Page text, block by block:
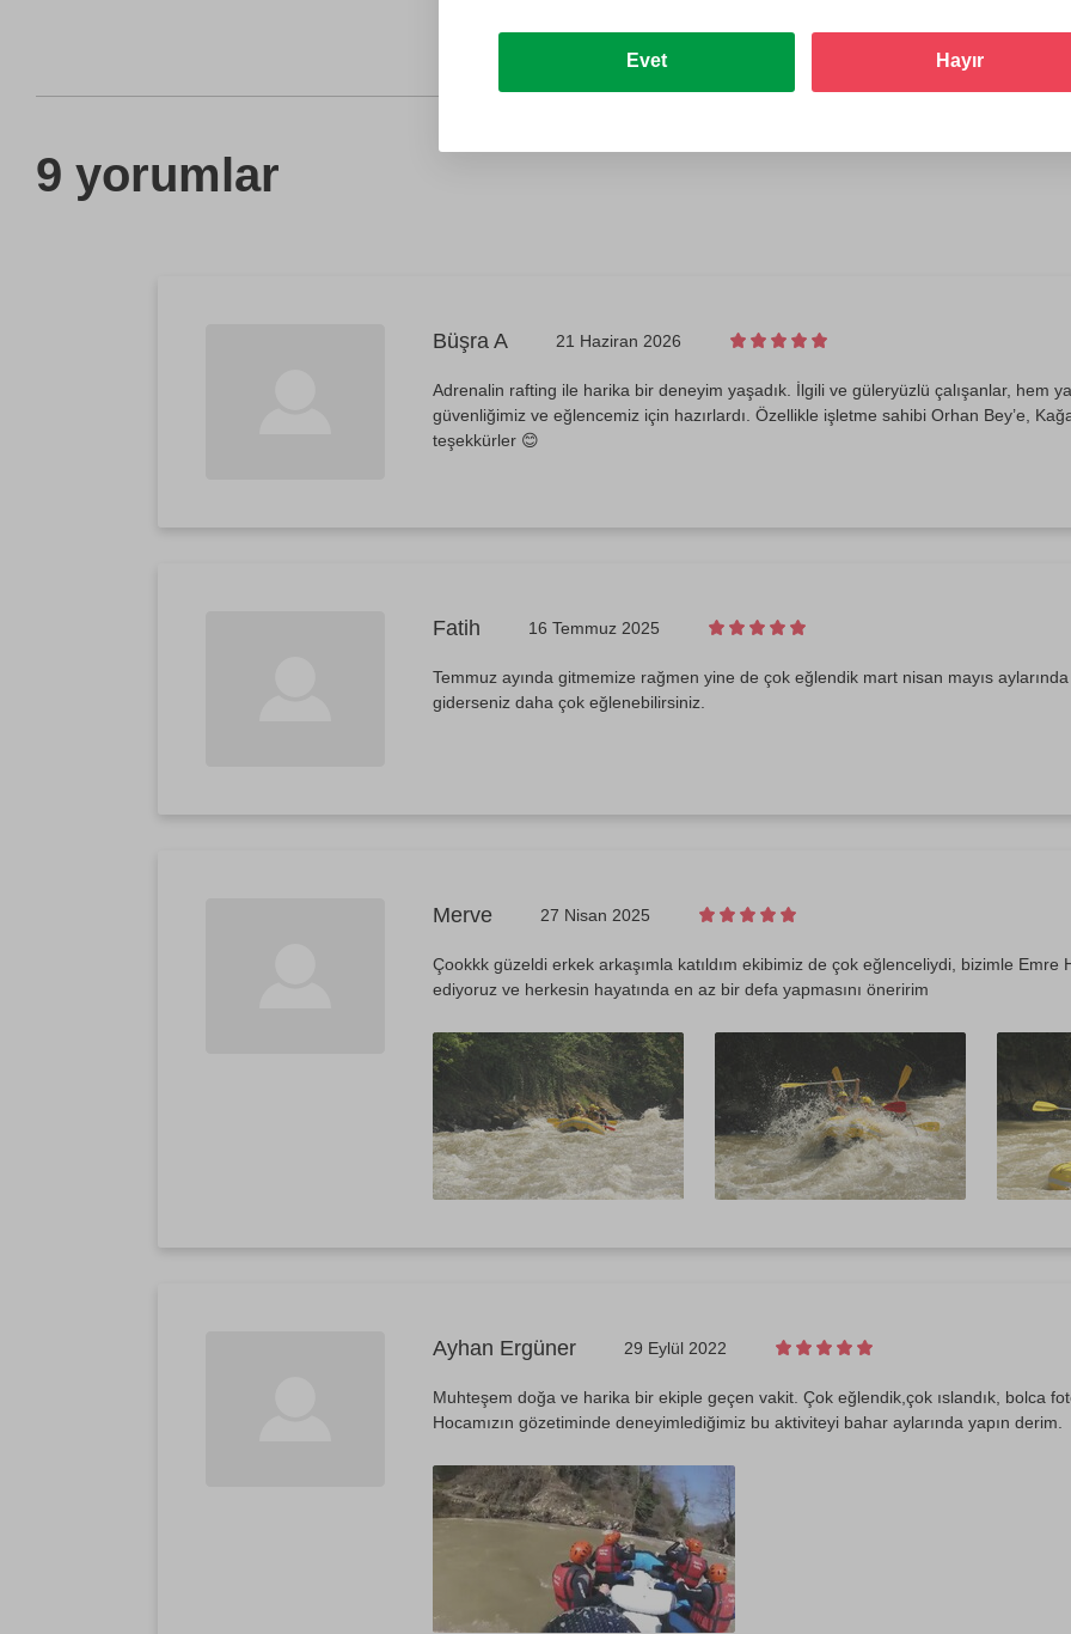
9 yorumlar
Büşra A 21 Haziran 2026
Adrenalin rafting ile harika bir deneyim yaşadık. İlgili ve güleryüzlü çalışanlar, hem
güvenliğimiz ve eğlencemiz için hazırlardı. Özellikle işletme sahibi Orhan Bey’e,
teşekkürler 😊
Fatih 16 Temmuz 2025
Temmuz ayında gitmemize rağmen yine de çok eğlendik mart nisan mayıs
giderseniz daha çok eğlenebilirsiniz.
Merve 27 Nisan 2025
Çookkk güzeldi erkek arkaşımla katıldım ekibimiz de çok eğlenceliydi, bizimle Emre
ediyoruz ve herkesin hayatında en az bir defa yapmasını öneririm
Ayhan Ergüner 29 Eylül 2022
Muhteşem doğa ve harika bir ekiple geçen vakit. Çok eğlendik,çok ıslandık, bolca
Hocamızın gözetiminde deneyimlediğimiz bu aktiviteyi bahar aylarında yapın derim.
Evet Hayır